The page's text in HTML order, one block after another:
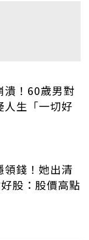
潰！60歲男對
人生「一切好
領錢！她出清
股：股價高點